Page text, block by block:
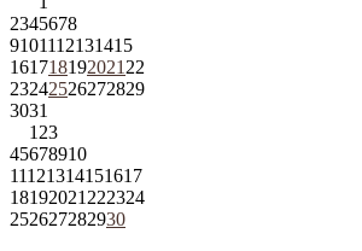
2345678
9101112131415
161718192021 22
23242526272829
3031
1 23
45678910
11121314151617
18192021 222324
252627282930